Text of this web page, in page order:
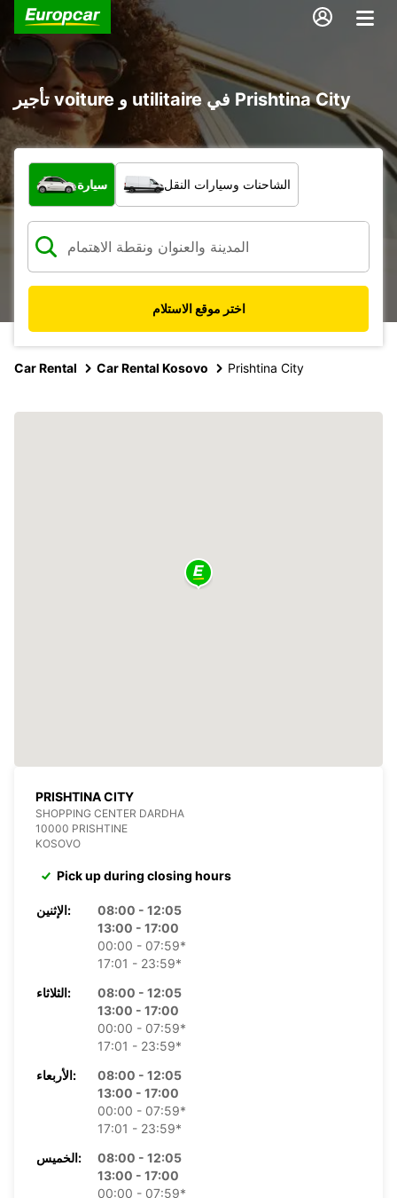
تأجير voiture و utilitaire في Prishtina City
ما نوع المركبة؟
سيارة الشاحنات وسيارات النقل
اختر موقع الاستلام
Car Rental Car Rental Kosovo Prishtina City
PRISHTINA CITY
SHOPPING CENTER DARDHA
10000 PRISHTINE
KOSOVO
Pick up during closing hours
الإثنين:
08:00 - 12:05
13:00 - 17:00
00:00 - 07:59*
17:01 - 23:59*
الثلاثاء:
08:00 - 12:05
13:00 - 17:00
00:00 - 07:59*
17:01 - 23:59*
الأربعاء:
08:00 - 12:05
13:00 - 17:00
00:00 - 07:59*
17:01 - 23:59*
الخميس:
08:00 - 12:05
13:00 - 17:00
00:00 - 07:59*